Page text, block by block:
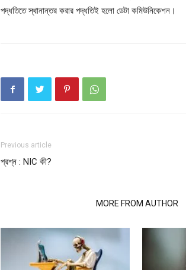
পদ্ধতিতে স্থানান্তর করার পদ্ধতিই হলো ডেটা কমিউনিকেশন।
Previous article
প্রশ্ন : NIC কী?
MORE FROM AUTHOR